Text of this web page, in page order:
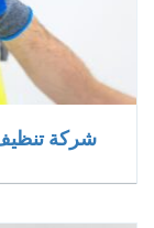
شركة